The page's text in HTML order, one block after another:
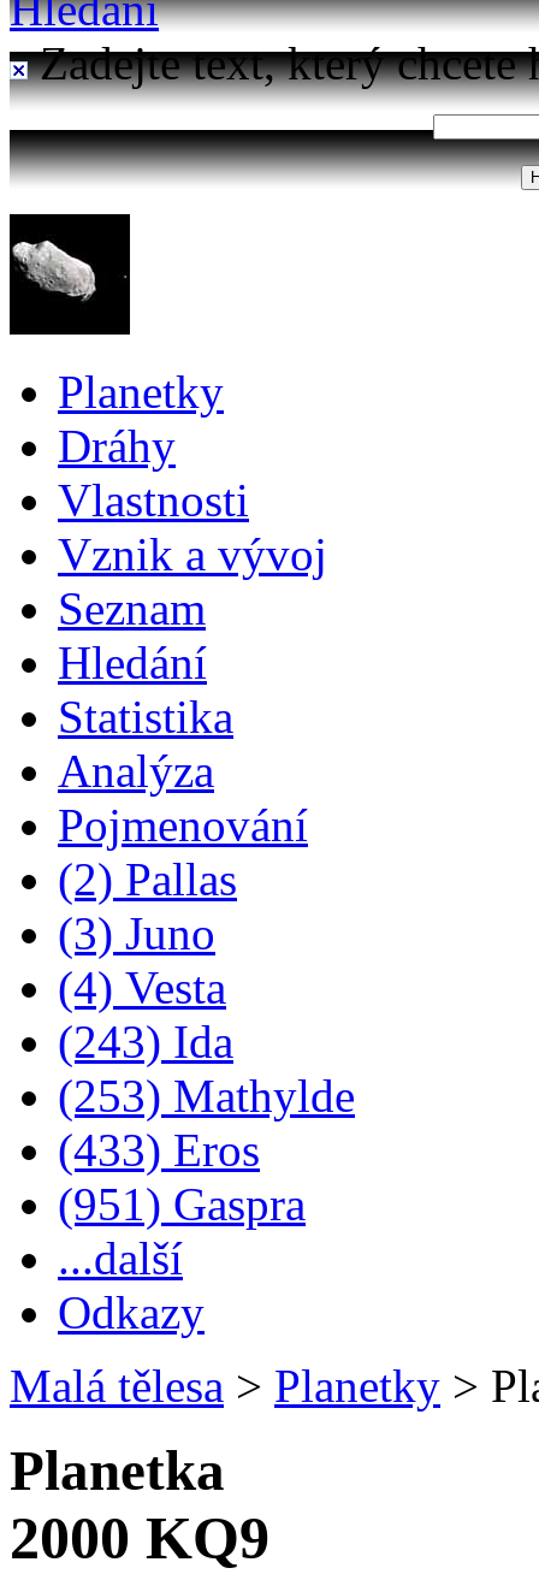
Zadejte text, který chcete
Planetky
Dráhy
Vlastnosti
Vznik a vývoj
Seznam
Hledání
Statistika
Analýza
Pojmenování
(2) Pallas
(3) Juno
(4) Vesta
(243) Ida
(253) Mathylde
(433) Eros
(951) Gaspra
...další
Odkazy
Malá tělesa > Planetky >
Planetka
2000 KQ9